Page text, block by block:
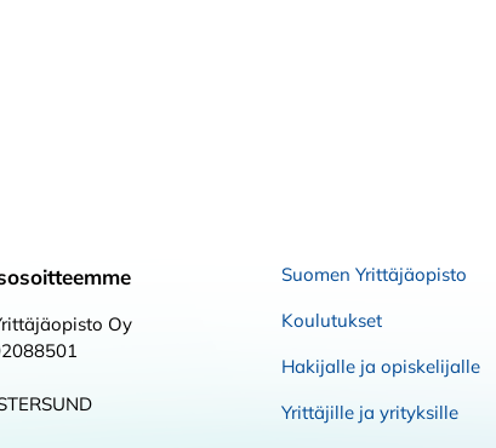
Oy
Suomen Yrittäjäopisto
Koulutukset
Hakijalle ja opiskelijalle
Yrittäjille ja yrityksille